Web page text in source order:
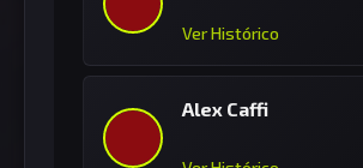
Ver Histórico
Alex Caffi